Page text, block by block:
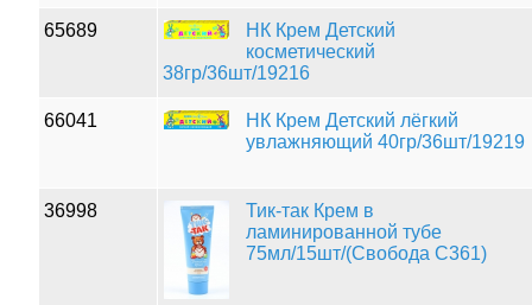
65689
НК Крем Детский
косметический
38гр/36шт/19216
66041
НК Крем Детский лёгкий
увлажняющий 40гр/36шт/19219
36998
Тик-так Крем в
ламинированной тубе
75мл/15шт/(Свобода С361)